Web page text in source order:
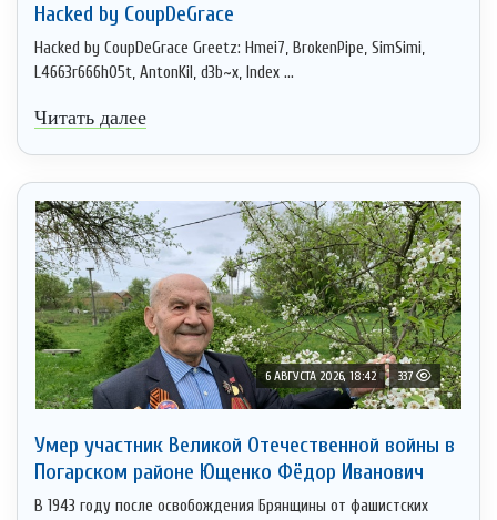
Hacked by CoupDeGrace
Hacked by CoupDeGrace Greetz: Hmei7, BrokenPipe, SimSimi,
L4663r666h05t, AntonKil, d3b~x, Index ...
Читать далее
6 АВГУСТА 2026, 18:42 337
Умер участник Великой Отечественной войны в
Погарском районе Ющенко Фёдор Иванович
В 1943 году после освобождения Брянщины от фашистских